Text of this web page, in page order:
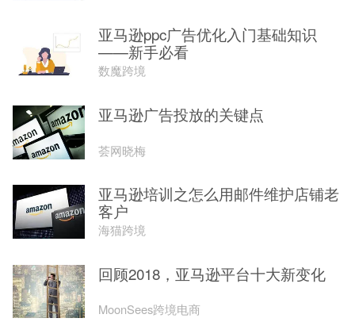
亚马逊ppc广告优化入门基础知识
——新手必看
数魔跨境
亚马逊广告投放的关键点
荟网晓梅
亚马逊培训之怎么用邮件维护店铺老
客户
海猫跨境
回顾2018，亚马逊平台十大新变化
MoonSees跨境电商